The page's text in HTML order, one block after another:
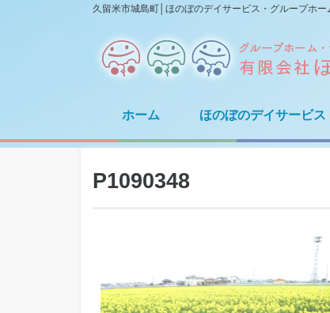
久留米市城島町│ほのぼのデイサービス・グループホー
ホーム ほのぼのデイサービス
P1090348